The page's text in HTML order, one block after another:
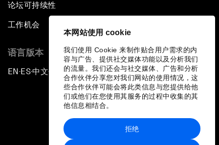
本网站使用 cookie
我们使用 Cookie 来制作贴合用户需求的内
容与广告、提供社交媒体功能以及分析我们
的流量。我们还会与社交媒体、广告和分析
合作伙伴分享您对我们网站的使用情况，这
些合作伙伴可能会将此类信息与您提供给他
们或他们在您使用其服务的过程中收集的其
他信息相结合。
拒绝
论坛可持续性
工作机会
语言版本
EN ▪ES▪中文▪ 日本語